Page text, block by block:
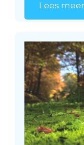
Lees meer